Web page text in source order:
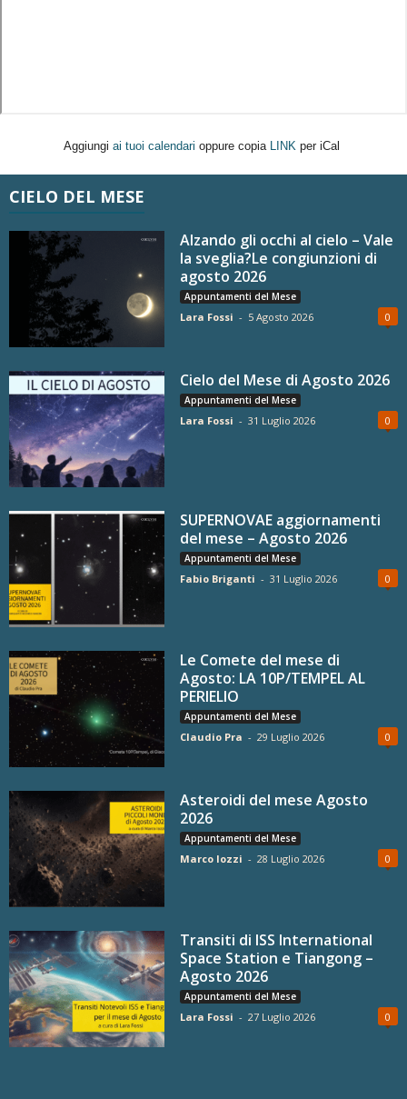
Aggiungi ai tuoi calendari oppure copia LINK per iCal
CIELO DEL MESE
Alzando gli occhi al cielo – Vale
la sveglia?Le congiunzioni di
agosto 2026
Appuntamenti del Mese
Lara Fossi - 5 Agosto 2026 0
Cielo del Mese di Agosto 2026
Appuntamenti del Mese
Lara Fossi - 31 Luglio 2026 0
SUPERNOVAE aggiornamenti
del mese – Agosto 2026
Appuntamenti del Mese
Fabio Briganti - 31 Luglio 2026 0
Le Comete del mese di
Agosto: LA 10P/TEMPEL AL
PERIELIO
Appuntamenti del Mese
Claudio Pra - 29 Luglio 2026 0
Asteroidi del mese Agosto
2026
Appuntamenti del Mese
Marco Iozzi - 28 Luglio 2026 0
Transiti di ISS International
Space Station e Tiangong –
Agosto 2026
Appuntamenti del Mese
Lara Fossi - 27 Luglio 2026 0